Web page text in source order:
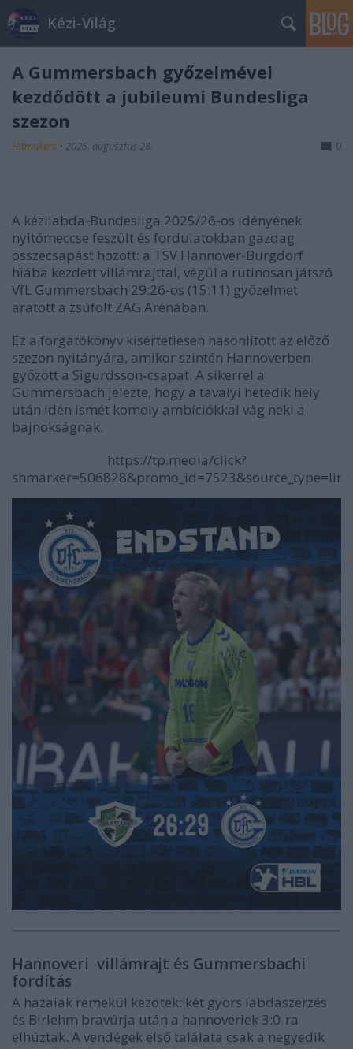
Kézi-Világ
A Gummersbach győzelmével
kezdődött a jubileumi Bundesliga
szezon
Hitmakers • 2025. augusztus 28. 0
A kézilabda-Bundesliga 2025/26-os idényének
nyitómeccse feszült és fordulatokban gazdag
összecsapást hozott: a TSV Hannover-Burgdorf
hiába kezdett villámrajttal, végül a rutinosan játszó
VfL Gummersbach 29:26-os (15:11) győzelmet
aratott a zsúfolt ZAG Arénában.
Ez a forgatókönyv kísértetiesen hasonlított az előző
szezon nyitányára, amikor szintén Hannoverben
győzött a Sigurdsson-csapat. A sikerrel a
Gummersbach jelezte, hogy a tavalyi hetedik hely
után idén ismét komoly ambíciókkal vág neki a
bajnokságnak.
https://tp.media/click?
Hannoveri villámrajt és Gummersbachi
fordítás
A hazaiak remekül kezdtek: két gyors labdaszerzés
és Birlehm bravúrja után a hannoveriek 3:0-ra
elhúztak. A vendégek első találata csak a negyedik